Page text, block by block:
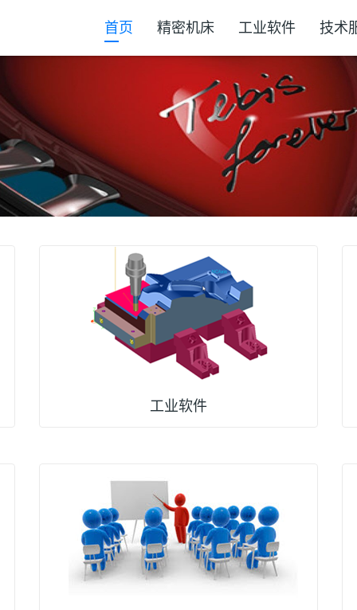
首页 精密机床 工业软件 技术
工业软件